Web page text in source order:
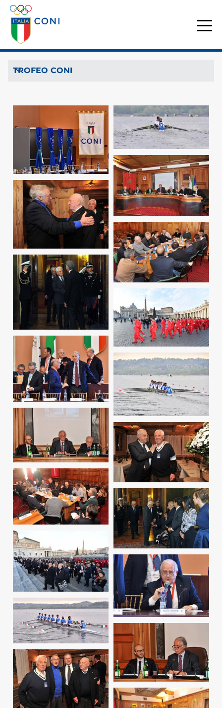
TROFEO CONI